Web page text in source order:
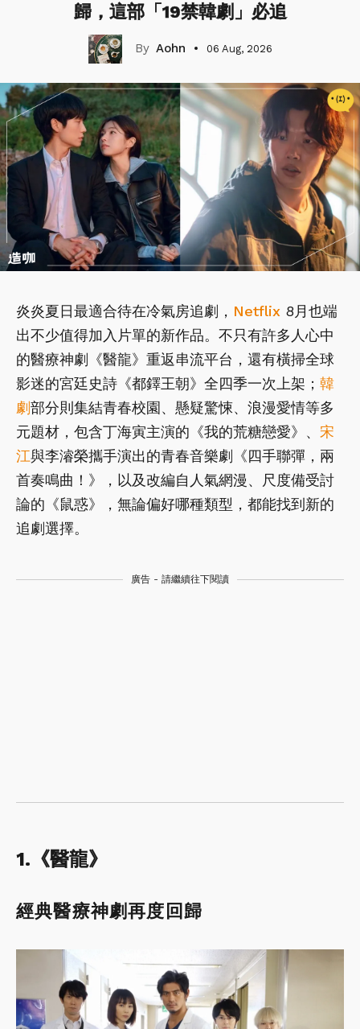
歸，這部「19禁韓劇」必追
Aohn 06 Aug, 2026
炎炎夏日最適合待在冷氣房追劇， Netflix 8月也端
出不少值得加入片單的新作品。不只有許多人心中
的醫療神劇《醫龍》重返串流平台，還有橫掃全球
影迷的宮廷史詩《都鐸王朝》全四季一次上架； 韓
劇部分則集結青春校園、懸疑驚悚、浪漫愛情等多
元題材，包含丁海寅主演的《我的荒糖戀愛》、 宋
江與李濬榮攜手演出的青春音樂劇《四手聯彈，兩
首奏鳴曲！》，以及改編自人氣網漫、尺度備受討
論的《鼠惑》，無論偏好哪種類型，都能找到新的
追劇選擇。
廣告 - 請繼續往下閱讀
1.《醫龍》
經典醫療神劇再度回歸